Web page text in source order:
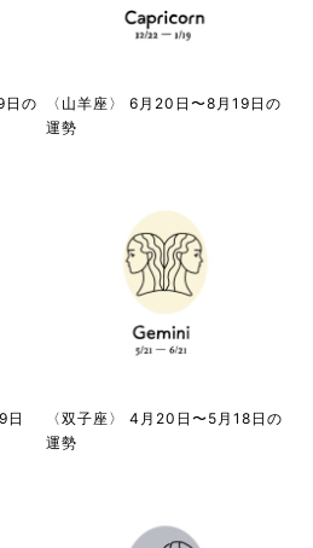
日の
〈山羊座〉 6月20日〜8月19日の
運勢
日
〈双子座〉 4月20日〜5月18日の
運勢